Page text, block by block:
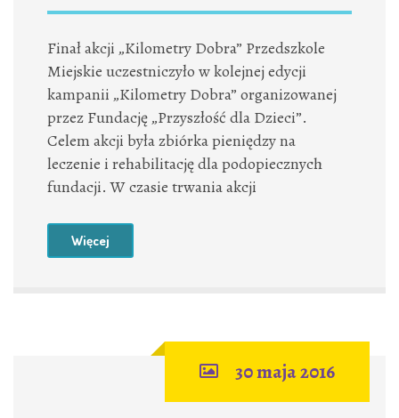
Finał akcji „Kilometry Dobra” Przedszkole
Miejskie uczestniczyło w kolejnej edycji
kampanii „Kilometry Dobra” organizowanej
przez Fundację „Przyszłość dla Dzieci”.
Celem akcji była zbiórka pieniędzy na
leczenie i rehabilitację dla podopiecznych
fundacji. W czasie trwania akcji
Więcej
30 maja 2016